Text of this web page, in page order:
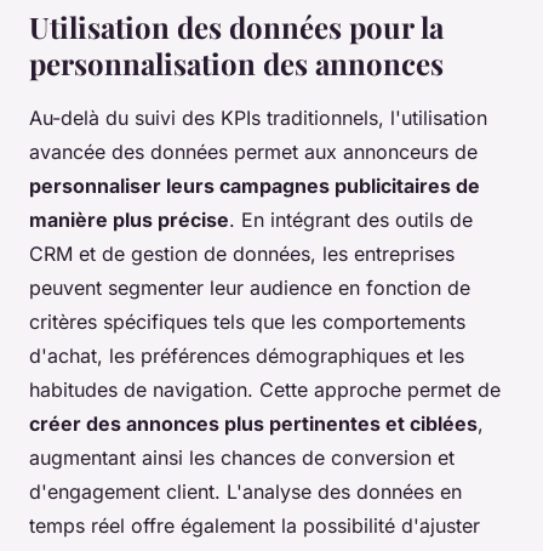
Utilisation des données pour la
personnalisation des annonces
Au-delà du suivi des KPIs traditionnels, l'utilisation
avancée des données permet aux annonceurs de
personnaliser leurs campagnes publicitaires de
manière plus précise. En intégrant des outils de
CRM et de gestion de données, les entreprises
peuvent segmenter leur audience en fonction de
critères spécifiques tels que les comportements
d'achat, les préférences démographiques et les
habitudes de navigation. Cette approche permet de
créer des annonces plus pertinentes et ciblées,
augmentant ainsi les chances de conversion et
d'engagement client. L'analyse des données en
temps réel offre également la possibilité d'ajuster